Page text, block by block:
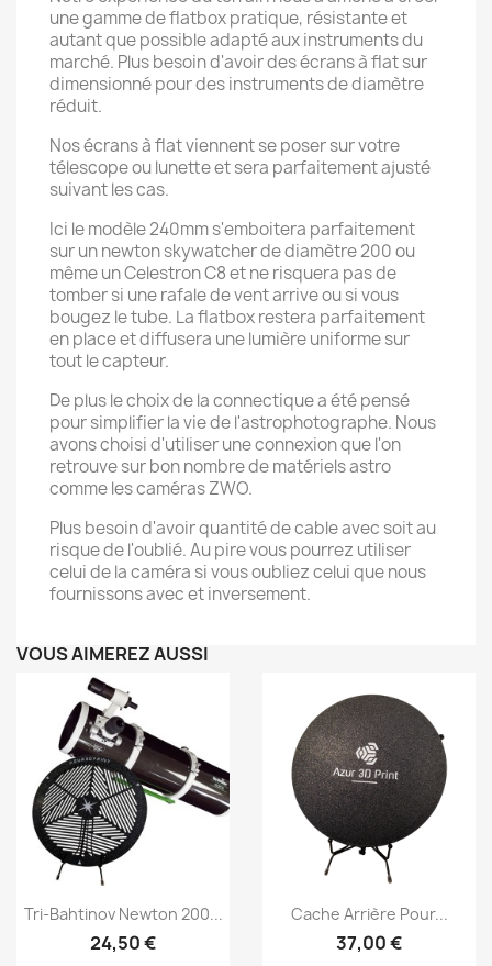
une gamme de flatbox pratique, résistante et
autant que possible adapté aux instruments du
marché. Plus besoin d'avoir des écrans à flat sur
dimensionné pour des instruments de diamètre
réduit.
Nos écrans à flat viennent se poser sur votre
télescope ou lunette et sera parfaitement ajusté
suivant les cas.
Ici le modèle 240mm s'emboitera parfaitement
sur un newton skywatcher de diamètre 200 ou
même un Celestron C8 et ne risquera pas de
tomber si une rafale de vent arrive ou si vous
bougez le tube. La flatbox restera parfaitement
en place et diffusera une lumière uniforme sur
tout le capteur.
De plus le choix de la connectique a été pensé
pour simplifier la vie de l'astrophotographe. Nous
avons choisi d'utiliser une connexion que l'on
retrouve sur bon nombre de matériels astro
comme les caméras ZWO.
Plus besoin d'avoir quantité de cable avec soit au
risque de l'oublié. Au pire vous pourrez utiliser
celui de la caméra si vous oubliez celui que nous
fournissons avec et inversement.
VOUS AIMEREZ AUSSI
Aperçu rapide
Tri-Bahtinov Newton 200...
24,50 €
Aperçu rapide
Cache Arrière Pour...
37,00 €